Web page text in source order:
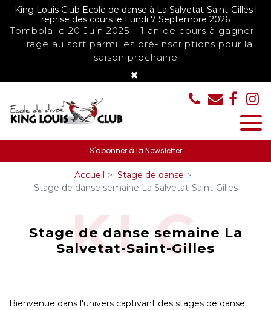
King Louis Club Ecole de danse à La Salvetat-Saint-Gilles l
reprise des cours le Lundi 7 Septembre 2026
Tombola le 20 Juin 2025 - 1 an de cours à gagner -
Tirage au sort parmi les pré-inscriptions pour la
saison prochaine
×
S'abonner à la Newsletter
Accueil
Stage de danse
Stage de danse semaine La Salvetat-Saint-Gilles
Stage de danse semaine La
Salvetat-Saint-Gilles
Bienvenue dans l'univers captivant des stages de danse
Panneau de gestion des cookies